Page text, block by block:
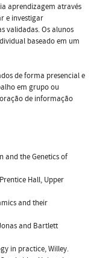
aprendizagem através
e investigar
validadas. Os alunos
baseado em um
de forma presencial e
em grupo ou
de informação
and the Genetics of
Hall, Upper
and their
and Bartlett
in practice, Willey.